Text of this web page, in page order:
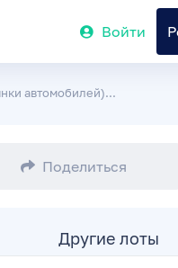
Войти
автомобилей)...
Поделиться
Другие лоты